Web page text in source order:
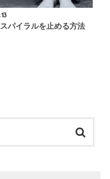
パイラルを止める方法